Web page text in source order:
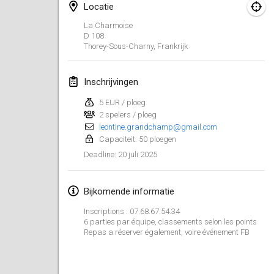
Locatie
La Charmoise
D 108
Thorey-Sous-Charny, Frankrijk
Inschrijvingen
5 EUR / ploeg
2 spelers / ploeg
leontine.grandchamp@gmail.com
Capaciteit: 50 ploegen
Deadline: 20 juli 2025
Bijkomende informatie
Inscriptions : 07.68.67.54.34
6 parties par équipe, classements selon les points
Repas a réserver également, voire événement FB
februari 2025
US Mölkky Winter
7 feb. 2025
Open des vendanges tardives
8 feb. 2025|Frankrijk
Indoor de la CASAS
15 feb. 2025| Finland
Warm-up EM Indoor